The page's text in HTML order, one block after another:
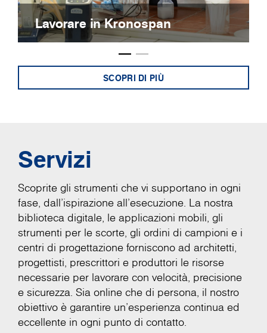
Lavorare in Kronospan
SCOPRI DI PIÙ
Servizi
Scoprite gli strumenti che vi supportano in ogni
fase, dall'ispirazione all'esecuzione. La nostra
biblioteca digitale, le applicazioni mobili, gli
strumenti per le scorte, gli ordini di campioni e i
centri di progettazione forniscono ad architetti,
progettisti, prescrittori e produttori le risorse
necessarie per lavorare con velocità, precisione
e sicurezza. Sia online che di persona, il nostro
obiettivo è garantire un'esperienza continua ed
eccellente in ogni punto di contatto.